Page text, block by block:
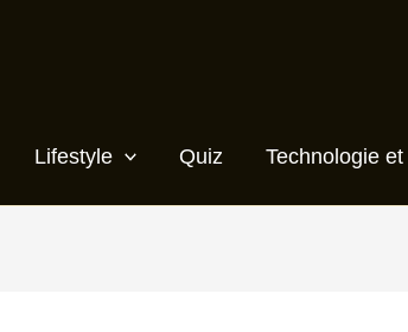
Lifestyle Quiz Technologie